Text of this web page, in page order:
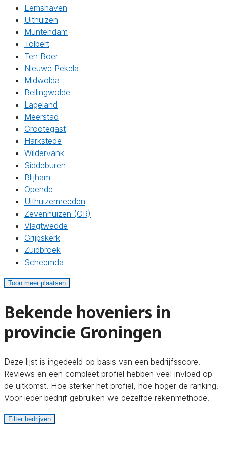
Eemshaven
Uithuizen
Muntendam
Tolbert
Ten Boer
Nieuwe Pekela
Midwolda
Bellingwolde
Lageland
Meerstad
Grootegast
Harkstede
Wildervank
Siddeburen
Blijham
Opende
Uithuizermeeden
Zevenhuizen (GR)
Vlagtwedde
Grijpskerk
Zuidbroek
Scheemda
Toon meer plaatsen
Bekende hoveniers in
provincie Groningen
Deze lijst is ingedeeld op basis van een bedrijfsscore.
Reviews en een compleet profiel hebben veel invloed op
de uitkomst. Hoe sterker het profiel, hoe hoger de ranking.
Voor ieder bedrijf gebruiken we dezelfde rekenmethode.
Filter bedrijven